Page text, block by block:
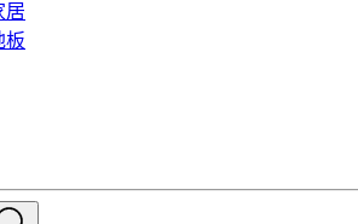
居
板